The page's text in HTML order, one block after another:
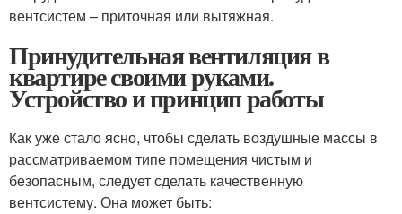
вентсистем – приточная или вытяжная.
Принудительная вентиляция в
квартире своими руками.
Устройство и принцип работы
Как уже стало ясно, чтобы сделать воздушные массы в
рассматриваемом типе помещения чистым и
безопасным, следует сделать качественную
вентсистему. Она может быть: